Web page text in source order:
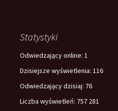
Statystyki
Odwiedzający online: 1
Dzisiejsze wyświetlenia: 116
Odwiedzający dzisiaj: 76
Liczba wyświetleń: 757 281